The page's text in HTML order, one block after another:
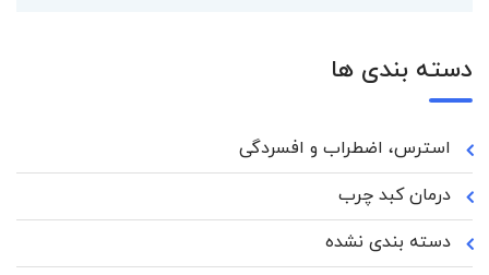
دسته بندی ها
استرس، اضطراب و افسردگی
درمان کبد چرب
دسته بندی نشده